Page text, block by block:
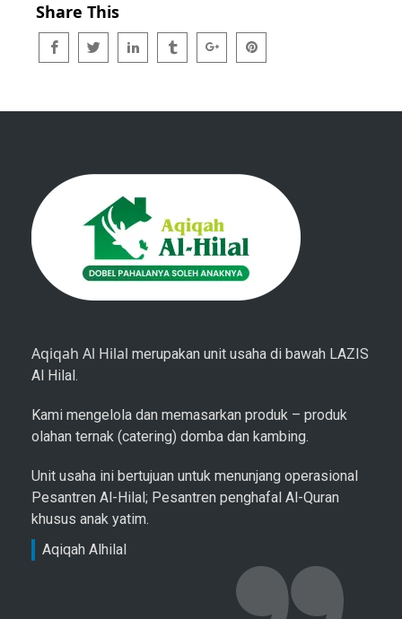
Share This
Aqiqah Al Hilal merupakan unit usaha di bawah LAZIS
Al Hilal.
Kami mengelola dan memasarkan produk – produk
olahan ternak (catering) domba dan kambing.
Unit usaha ini bertujuan untuk menunjang operasional
Pesantren Al-Hilal; Pesantren penghafal Al-Quran
khusus anak yatim.
Aqiqah Alhilal